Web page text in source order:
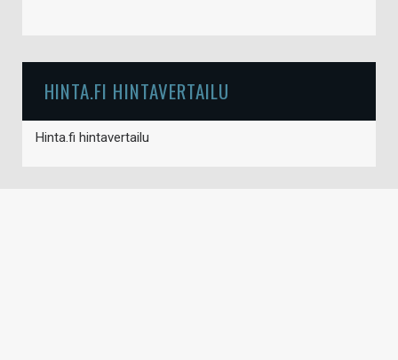
HINTA.FI HINTAVERTAILU
Hinta.fi hintavertailu